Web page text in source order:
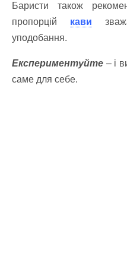
Баристи також
пропорцій кави
уподобання.
Експериментуйте – і
саме для себе.